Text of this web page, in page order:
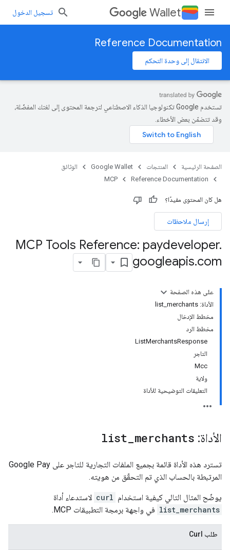
Wallet تسجيل الدخول
Reference Documentation
الانتقال إلى وحدة التحكم
تستخدم Google تكنولوجيا الذكاء الاصطناعي لترجمة المحتوى إلى لغتك المفضّلة،
وقد تتضمّن بعض الأخطاء.
الصفحة الرئيسية المنتجات Google Wallet
الوثائق
Reference Documentation
MCP
هل كان المحتوى مفيدًا؟
إرسال ملاحظات
MCP Tools Reference: paydeveloper.
googleapis.com
على هذه الصفحة
الأداة: list_merchants
مخطط الإدخال
مخطط الرد
ListMerchantsResponse
التاجر
Mcc
ولاية
التعليقات التوضيحية للأداة
الأداة: list merchants
تسترد هذه الأداة قائمة بجميع الملفات التجارية للتاجر على Google Pay
المرتبطة بالحساب الذي تم التحقّق من هويته.
يوضّح المثال التالي كيفية استخدام curl لاستدعاء أداة
list_merchants في واجهة برمجة التطبيقات MCP.
طلب Curl